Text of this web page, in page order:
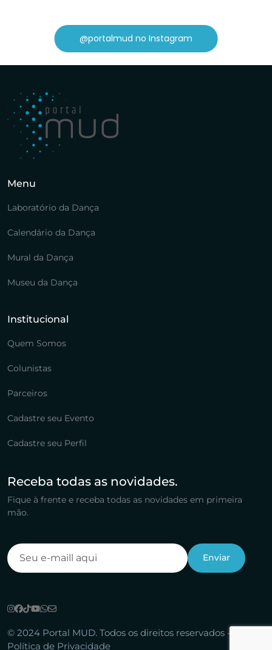
@portalmud no Instagram
Menu
Laboratório da Dança
Calendário da Dança
Mural da Dança
Museu da Dança
Institucional
Quem Somos
Colunistas
Parceiros
Cadastre seu Evento
Cadastre seu Perfil
Receba todas as novidades.
Fique à frente e receba todas as novidades em primeira
mão.
© 2024 Portal MUD. Todos os direitos reservados -
Política de Privacidade